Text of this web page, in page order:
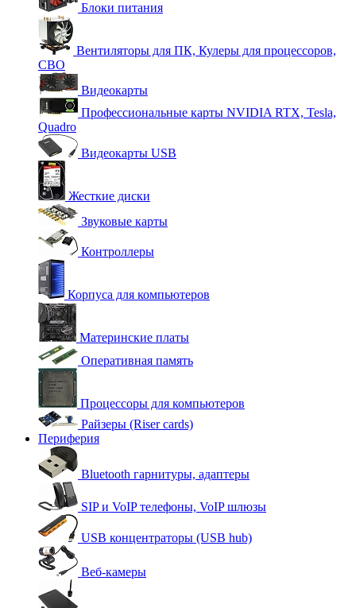
Блоки питания
Вентиляторы для ПК, Кулеры для процессоров,
СВО
Видеокарты
Профессиональные карты NVIDIA RTX, Tesla,
Quadro
Видеокарты USB
Жесткие диски
Звуковые карты
Контроллеры
Корпуса для компьютеров
Материнские платы
Оперативная память
Процессоры для компьютеров
Райзеры (Riser cards)
Периферия
Bluetooth гарнитуры, адаптеры
SIP и VoIP телефоны, VoIP шлюзы
USB концентраторы (USB hub)
Веб-камеры